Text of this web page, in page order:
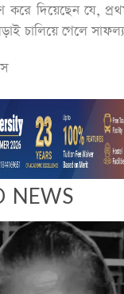
করে দিয়েছেন যে,
চালিয়ে গেলে
NEWS